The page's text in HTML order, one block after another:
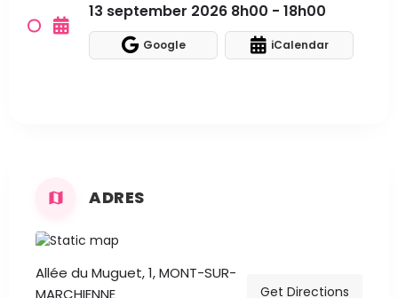
13 september 2026 8h00 - 18h00
Google iCalendar
ADRES
Allée du Muguet, 1, MONT-SUR-
MARCHIENNE
Get Directions